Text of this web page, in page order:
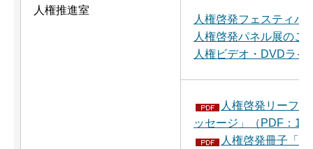
人権推進室
人権啓発フェスティバ
人権啓発パネル展のご
人権ビデオ・DVDライ
人権啓発リーフ
ッセージ」（PDF：
人権啓発冊子「